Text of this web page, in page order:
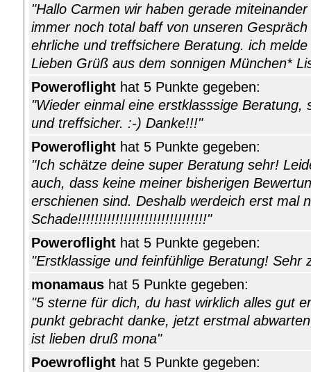
"Hallo Carmen wir haben gerade
immer noch total baff von unseren
ehrliche und treffsichere Beratung. ich
Lieben Grüß aus dem sonnigen München*
Poweroflight hat 5 Punkte gegeben:
"Wieder einmal eine erstklasssige Beratung,
und treffsicher. :-) Danke!!!"
Poweroflight hat 5 Punkte gegeben:
"Ich schätze deine super Beratung sehr!
auch, dass keine meiner bisherigen
erschienen sind. Deshalb werdeich erst mal
Schade!!!!!!!!!!!!!!!!!!!!!!!!!!!!!!!"
Poweroflight hat 5 Punkte gegeben:
"Erstklassige und feinfühlige Beratung! Sehr
monamaus hat 5 Punkte gegeben:
"5 sterne für dich, du hast wirklich alles gut
punkt gebracht danke, jetzt erstmal
ist lieben druß mona"
Poewroflight hat 5 Punkte gegeben: